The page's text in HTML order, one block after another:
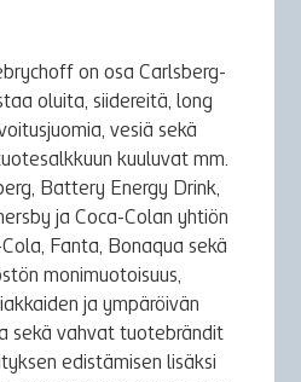
on osa Carlsberg-
oluita, siidereitä, long
vesiä sekä
kuuluvat mm.
Battery Energy Drink,
ja Coca-Colan yhtiön
Fanta, Bonaqua sekä
monimuotoisuus,
ja ympäröivän
sekä vahvat tuotebrändit
edistämisen lisäksi